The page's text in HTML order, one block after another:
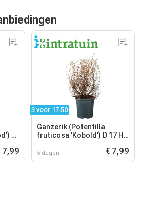
D
7,99
3 voor 17.50
Ganzerik (Potentilla
fruticosa 'Kobold') D 17 H
5 dagen € 7,99